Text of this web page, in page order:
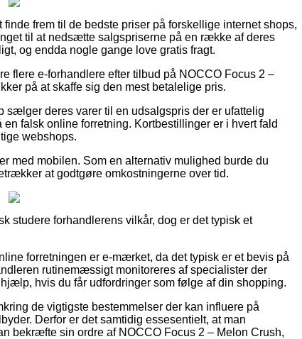
frem til de bedste priser på forskellige internet shops,
til at nedsætte salgspriserne på en række af deres
og endda nogle gange love gratis fragt.
flere e-forhandlere efter tilbud på NOCCO Focus 2 –
på at skaffe sig den mest betalelige pris.
deres varer til en udsalgspris der er ufattelig
falsk online forretning. Kortbestillinger er i hvert fald
webshops.
med mobilen. Som en alternativ mulighed burde du
at godtgøre omkostningerne over tid.
studere forhandlerens vilkår, dog er det typisk et
forretningen er e-mærket, da det typisk er et bevis på
rutinemæssigt monitoreres af specialister der
hvis du får udfordringer som følge af din shopping.
de vigtigste bestemmelser der kan influere på
Derfor er det samtidig essesentielt, at man
bekræfte sin ordre af NOCCO Focus 2 – Melon Crush,